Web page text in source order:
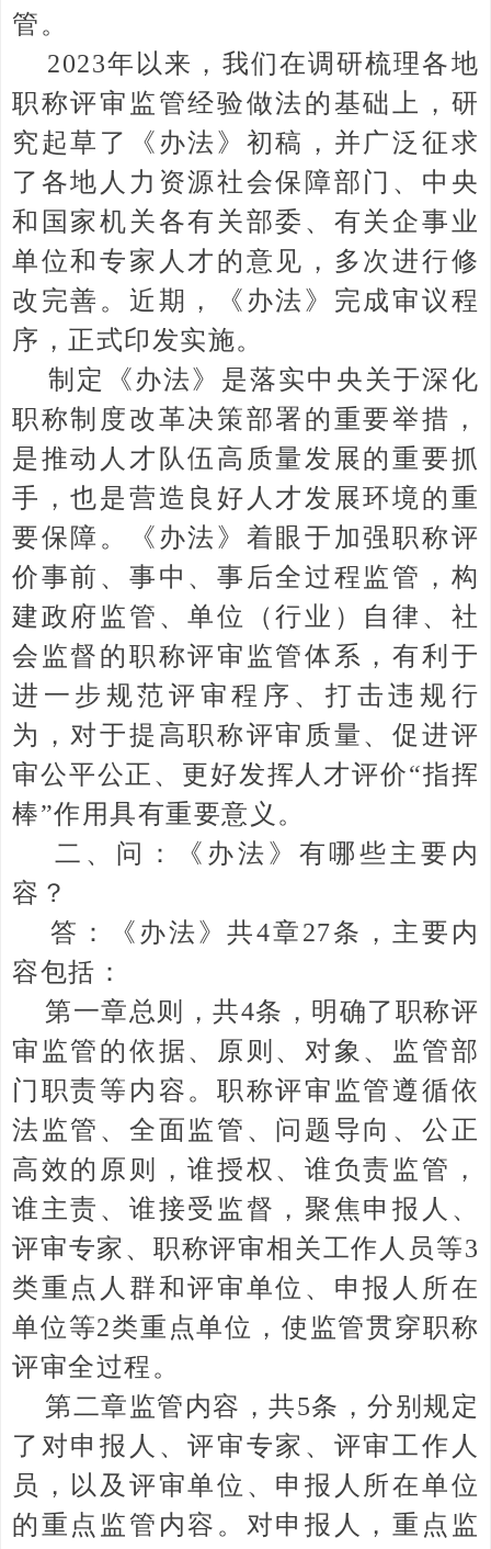
管。
2023年以来，我们在调研梳理各地
职称评审监管经验做法的基础上，研
究起草了《办法》初稿，并广泛征求
了各地人力资源社会保障部门、中央
和国家机关各有关部委、有关企事业
单位和专家人才的意见，多次进行修
改完善。近期，《办法》完成审议程
序，正式印发实施。
制定《办法》是落实中央关于深化
职称制度改革决策部署的重要举措，
是推动人才队伍高质量发展的重要抓
手，也是营造良好人才发展环境的重
要保障。《办法》着眼于加强职称评
价事前、事中、事后全过程监管，构
建政府监管、单位（行业）自律、社
会监督的职称评审监管体系，有利于
进一步规范评审程序、打击违规行
为，对于提高职称评审质量、促进评
审公平公正、更好发挥人才评价“指挥
棒”作用具有重要意义。
二、问：《办法》有哪些主要内
容？
答：《办法》共4章27条，主要内
容包括：
第一章总则，共4条，明确了职称评
审监管的依据、原则、对象、监管部
门职责等内容。职称评审监管遵循依
法监管、全面监管、问题导向、公正
高效的原则，谁授权、谁负责监管，
谁主责、谁接受监督，聚焦申报人、
评审专家、职称评审相关工作人员等3
类重点人群和评审单位、申报人所在
单位等2类重点单位，使监管贯穿职称
评审全过程。
第二章监管内容，共5条，分别规定
了对申报人、评审专家、评审工作人
员，以及评审单位、申报人所在单位
的重点监管内容。对申报人，重点监